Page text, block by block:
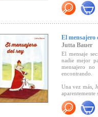
"Una historia
corren en los
nuestras
El mensajero
Jutta Bauer
El mensaje
nadie mejor
mensajero no
encontrando.
Una vez más,
aparentemente